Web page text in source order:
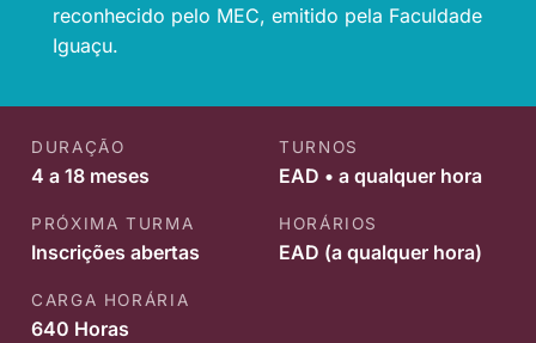
reconhecido pelo MEC, emitido pela Faculdade
Iguaçu.
DURAÇÃO
4 a 18 meses
TURNOS
EAD • a qualquer hora
PRÓXIMA TURMA
Inscrições abertas
HORÁRIOS
EAD (a qualquer hora)
CARGA HORÁRIA
640 Horas